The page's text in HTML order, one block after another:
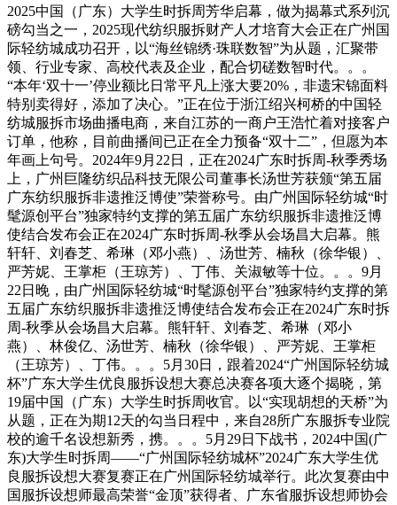
2025中国（广东）大学生时拆周芳华启幕，做为揭幕式系列沉
磅勾当之一，2025现代纺织服拆财产人才培育大会正在广州国
际轻纺城成功召开，以“海丝锦绣·珠联数智”为从题，汇聚带
领、行业专家、高校代表及企业，配合切磋数智时代。。。
“本年‘双十一’停业额比日常平凡上涨大要20%，非遗宋锦面料
特别卖得好，添加了决心。”正在位于浙江绍兴柯桥的中国轻
纺城服拆市场曲播电商，来自江苏的一商户王浩忙着对接客户
订单，他称，目前曲播间已正在全力预备“双十二”，但愿为本
年画上句号。2024年9月22日，正在2024广东时拆周-秋季秀场
上，广州巨隆纺织品科技无限公司董事长汤世芳获颁“第五届
广东纺织服拆非遗推泛博使”荣誉称号。由广州国际轻纺城“时
髦源创平台”独家特约支撑的第五届广东纺织服拆非遗推泛博
使结合发布会正在2024广东时拆周-秋季从会场昌大启幕。熊
轩轩、刘春芝、希琳（邓小燕）、汤世芳、楠秋（徐华银）、
严芳妮、王掌柜（王琼芳）、丁伟、关淑敏等十位。。。9月
22日晚，由广州国际轻纺城“时髦源创平台”独家特约支撑的第
五届广东纺织服拆非遗推泛博使结合发布会正在2024广东时拆
周-秋季从会场昌大启幕。熊轩轩、刘春芝、希琳（邓小
燕）、林俊亿、汤世芳、楠秋（徐华银）、严芳妮、王掌柜
（王琼芳）、丁伟。。。5月30日，跟着2024“广州国际轻纺城
杯”广东大学生优良服拆设想大赛总决赛各项大逐个揭晓，第
19届中国（广东）大学生时拆周收官。以“实现胡想的天桥”为
从题，正在为期12天的勾当日程中，来自28所广东服拆专业院
校的逾千名设想新秀，携。。。5月29日下战书，2024中国(广
东)大学生时拆周——“广州国际轻纺城杯”2024广东大学生优
良服拆设想大赛复赛正在广州国际轻纺城举行。此次复赛由中
国服拆设想师最高荣誉“金顶”获得者、广东省服拆设想师协会